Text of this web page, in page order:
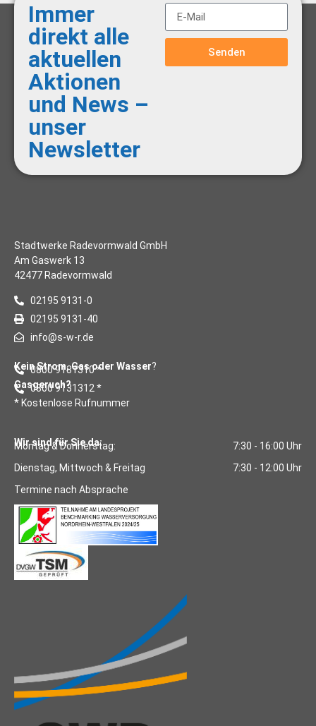
Immer
direkt alle
aktuellen
Aktionen
und News –
unser
Newsletter
Senden
Stadtwerke Radevormwald GmbH
Am Gaswerk 13
42477 Radevormwald
02195 9131-0
02195 9131-40
info@s-w-r.de
Kein Strom, Gas oder Wasser?
0800 9131310 *
Gasgeruch?
0800 9131312 *
* Kostenlose Rufnummer
Wir sind für Sie da:
Montag & Donnerstag:
7:30 - 16:00 Uhr
Dienstag, Mittwoch & Freitag
7:30 - 12:00 Uhr
Termine nach Absprache